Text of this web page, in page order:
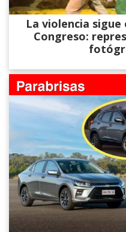
La violencia
Congreso: